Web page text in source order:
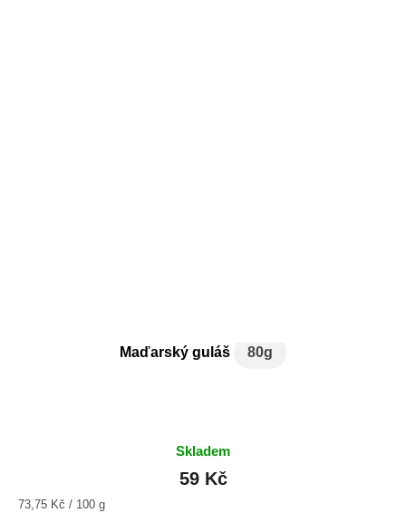
Maďarský guláš 80g
Skladem
59 Kč
Měrná
73,75 Kč / 100 g